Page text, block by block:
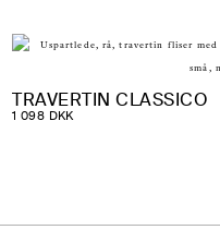
TRAVERTIN CLASSICO
1 098 DKK